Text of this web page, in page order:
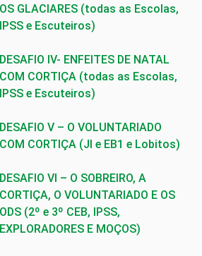
OS GLACIARES (todas as Escolas,
IPSS e Escuteiros)
DESAFIO IV- ENFEITES DE NATAL
COM CORTIÇA (todas as Escolas,
IPSS e Escuteiros)
DESAFIO V – O VOLUNTARIADO
COM CORTIÇA (JI e EB1 e Lobitos)
DESAFIO VI – O SOBREIRO, A
CORTIÇA, O VOLUNTARIADO E OS
ODS (2º e 3º CEB, IPSS,
EXPLORADORES E MOÇOS)